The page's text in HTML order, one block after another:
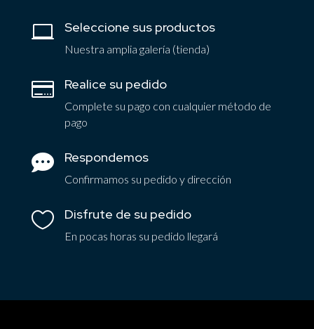
 Seleccione sus productos
Nuestra amplia galería (tienda)
 Realice su pedido
Complete su pago con cualquier método de
pago
 Respondemos
Confirmamos su pedido y dirección
 Disfrute de su pedido
En pocas horas su pedido llegará